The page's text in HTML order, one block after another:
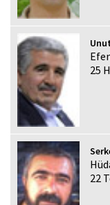
25
22